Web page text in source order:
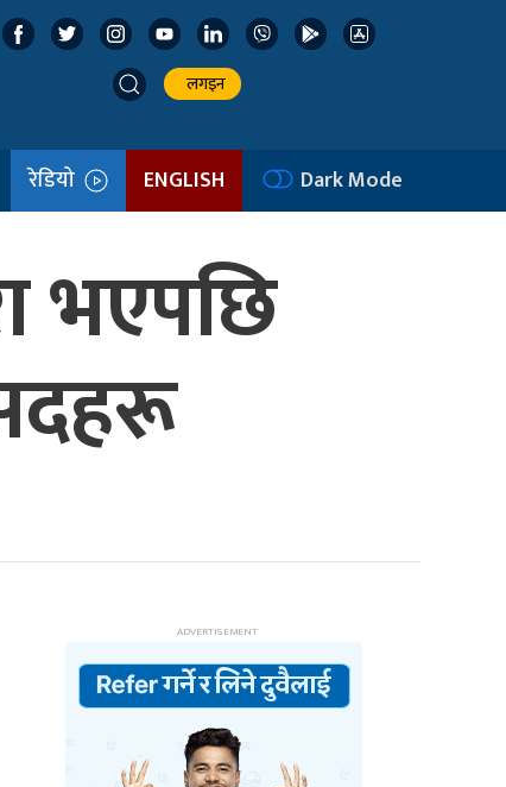
लगइन
रेडियो ENGLISH Dark Mode
भएपछि